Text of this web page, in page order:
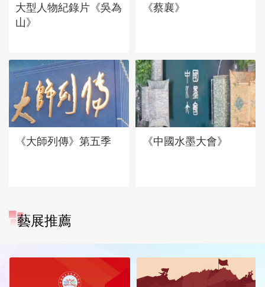
大型人物紀錄片《吳為
山》
《蔡襄》
《大師列傳》第五季 《中國水墨大會》
藝展推薦